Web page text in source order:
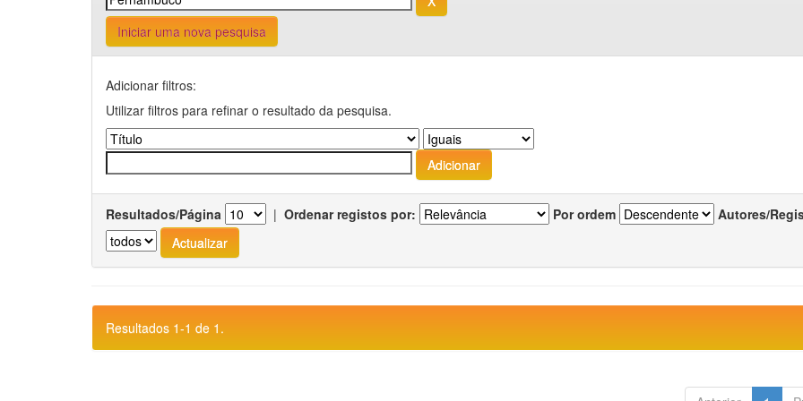
Iniciar uma nova pesquisa
Adicionar filtros:
Utilizar filtros para refinar o resultado da pesquisa.
Resultados/Página | Ordenar registos por: Por ordem Autores/
Resultados 1-1 de 1.